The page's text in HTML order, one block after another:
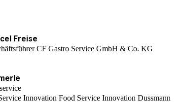
Freise
CF Gastro Service GmbH & Co. KG
Innovation Food Service Innovation Dussmann